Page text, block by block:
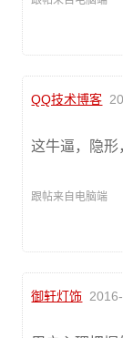
QQ技术博客
这牛逼，隐形
跟帖来自电脑端
御轩灯饰